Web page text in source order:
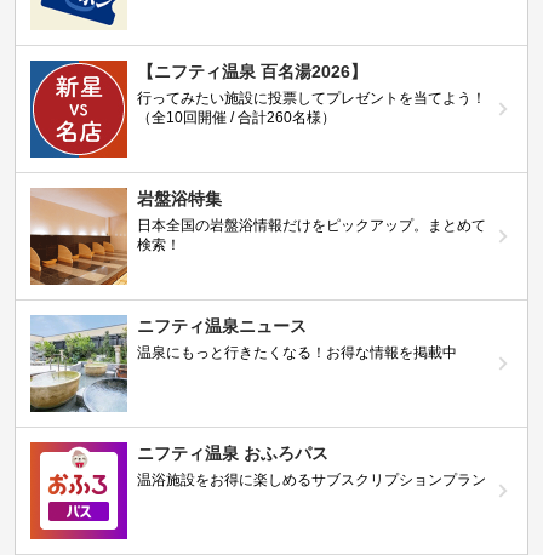
【ニフティ温泉 百名湯2026】
行ってみたい施設に投票してプレゼントを当てよう！
（全10回開催 / 合計260名様）
岩盤浴特集
日本全国の岩盤浴情報だけをピックアップ。まとめて
検索！
ニフティ温泉ニュース
温泉にもっと行きたくなる！お得な情報を掲載中
ニフティ温泉 おふろパス
温浴施設をお得に楽しめるサブスクリプションプラン